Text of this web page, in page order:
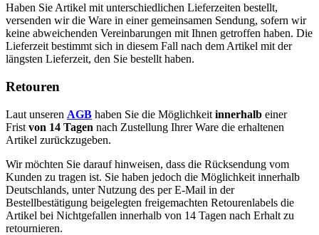
Haben Sie Artikel mit unterschiedlichen Lieferzeiten bestellt,
versenden wir die Ware in einer gemeinsamen Sendung, sofern wir
keine abweichenden Vereinbarungen mit Ihnen getroffen haben. Die
Lieferzeit bestimmt sich in diesem Fall nach dem Artikel mit der
längsten Lieferzeit, den Sie bestellt haben.
Retouren
Laut unseren AGB haben Sie die Möglichkeit innerhalb einer
Frist von 14 Tagen nach Zustellung Ihrer Ware die erhaltenen
Artikel zurückzugeben.
Wir möchten Sie darauf hinweisen, dass die Rücksendung vom
Kunden zu tragen ist. Sie haben jedoch die Möglichkeit innerhalb
Deutschlands, unter Nutzung des per E-Mail in der
Bestellbestätigung beigelegten freigemachten Retourenlabels die
Artikel bei Nichtgefallen innerhalb von 14 Tagen nach Erhalt zu
retournieren.